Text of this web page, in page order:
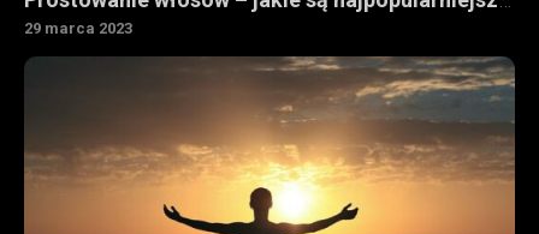
29 marca 2023